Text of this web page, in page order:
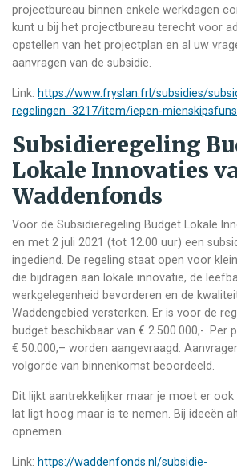
projectbureau binnen enkele werkdagen
kunt u bij het projectbureau terecht voor
opstellen van het projectplan en al uw
aanvragen van de subsidie.
Link: https://www.fryslan.frl/subsidies/
regelingen_3217/item/iepen-
Subsidieregeling
Lokale Innovaties
Waddenfonds
Voor de Subsidieregeling Budget Lokale
en met 2 juli 2021 (tot 12.00 uur) een
ingediend. De regeling staat open voor
die bijdragen aan lokale innovatie, de
werkgelegenheid bevorderen en de
Waddengebied versterken. Er is voor de
budget beschikbaar van € 2.500.000,-. Per
€ 50.000,– worden aangevraagd.
volgorde van binnenkomst beoordeeld.
Dit lijkt aantrekkelijker maar je moet er
lat ligt hoog maar is te nemen. Bij ideeën
opnemen.
Link: https://waddenfonds.nl/subsidie-